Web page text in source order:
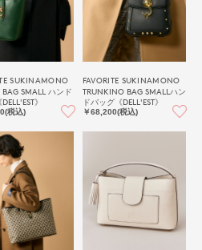
SUKINAMONO
SMALL ハンド
》
税込)
FAVORITE SUKINAMONO
TRUNKINO BAG SMALLハン
ドバッグ《DELL'EST》
￥68,200(税込)